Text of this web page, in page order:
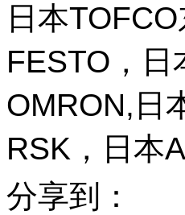
日本
FESTO，日
OMRON,日
RSK，日本
分享到：